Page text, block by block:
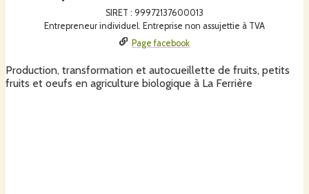
SIRET : 99972137600013
Entrepreneur individuel. Entreprise non assujettie à TVA
Page facebook
Production, transformation et autocueillette de fruits, petits
fruits et oeufs en agriculture biologique à La Ferrière